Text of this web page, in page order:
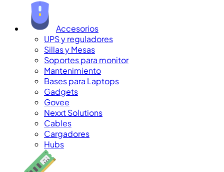
Accesorios
UPS y reguladores
Sillas y Mesas
Soportes para monitor
Mantenimiento
Bases para Laptops
Gadgets
Govee
Nexxt Solutions
Cables
Cargadores
Hubs